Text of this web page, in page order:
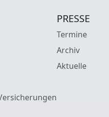
PRESSE
Termine
Archiv
Aktuelle